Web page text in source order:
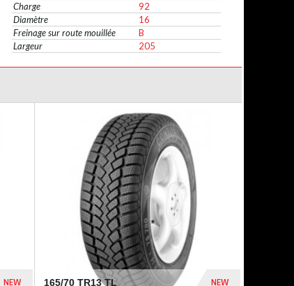
Charge
92
Diamètre
16
Freinage sur route mouillée
B
Largeur
205
NEW
165/70 TR13 TL
NEW